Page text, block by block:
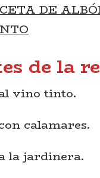
DE
de la
vino tinto.
calamares.
la jardinera.